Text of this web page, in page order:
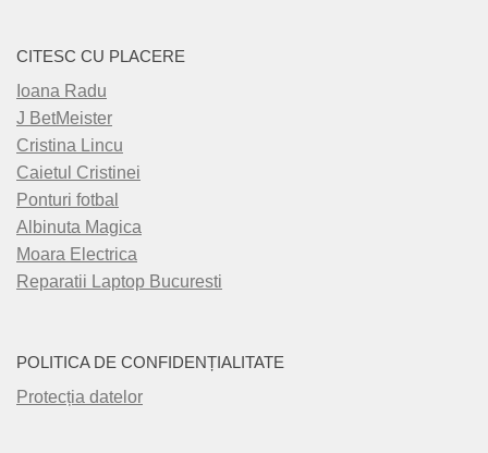
CITESC CU PLACERE
Ioana Radu
J BetMeister
Cristina Lincu
Caietul Cristinei
Ponturi fotbal
Albinuta Magica
Moara Electrica
Reparatii Laptop Bucuresti
POLITICA DE CONFIDENȚIALITATE
Protecția datelor